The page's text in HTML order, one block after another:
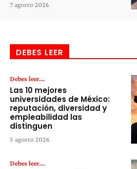
7 agosto 2026
DEBES LEER
Debes leer...
Las 10 mejores
universidades de México:
reputación, diversidad y
empleabilidad las
distinguen
5 agosto 2026
Debes leer...